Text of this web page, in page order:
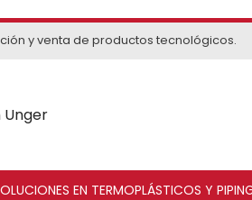
y venta de productos tecnológicos.
EN TERMOPLÁSTICOS Y